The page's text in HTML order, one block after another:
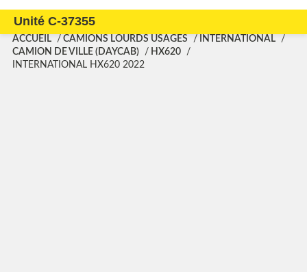
Unité C-37355
ACCUEIL CAMIONS LOURDS USAGÉS
INTERNATIONAL
CAMION DE VILLE (DAYCAB)
HX620
INTERNATIONAL HX620 2022